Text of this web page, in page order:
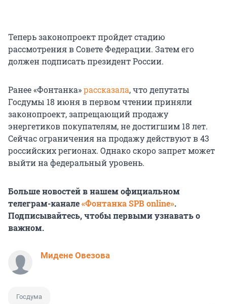
Теперь законопроект пройдет стадию
рассмотрения в Совете Федерации. Затем его
должен подписать президент России.
Ранее «Фонтанка»рассказала, что депутаты
Госдумы 18 июня в первом чтении приняли
законопроект, запрещающий продажу
энергетиков покупателям, не достигшим 18 лет.
Сейчас ограничения на продажу действуют в 43
российских регионах. Однако скоро запрет может
выйти на федеральный уровень.
Больше новостей в нашем официальном
телеграм-канале«Фонтанка SPB online».
Подписывайтесь, чтобы первыми узнавать о
важном.
Мидене Овезова
Госдума